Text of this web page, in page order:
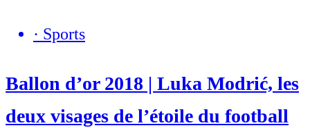
· Sports
Ballon d’or 2018 | Luka Modrić, les
deux visages de l’étoile du football